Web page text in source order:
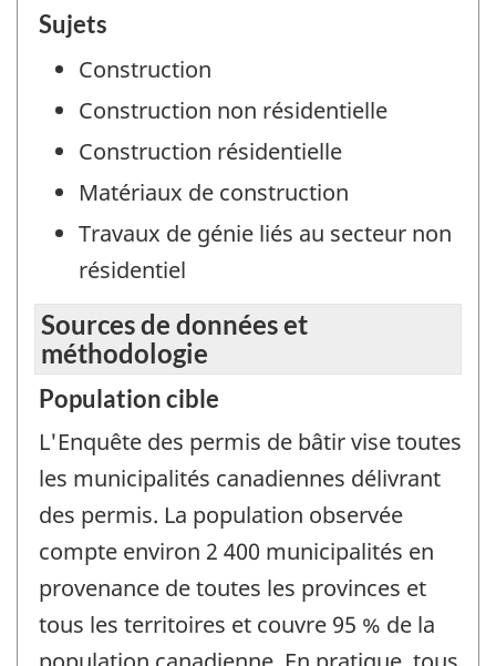
Sujets
Construction
Construction non résidentielle
Construction résidentielle
Matériaux de construction
Travaux de génie liés au secteur non
résidentiel
Sources de données et
méthodologie
Population cible
L'Enquête des permis de bâtir vise toutes
les municipalités canadiennes délivrant
des permis. La population observée
compte environ 2 400 municipalités en
provenance de toutes les provinces et
tous les territoires et couvre 95 % de la